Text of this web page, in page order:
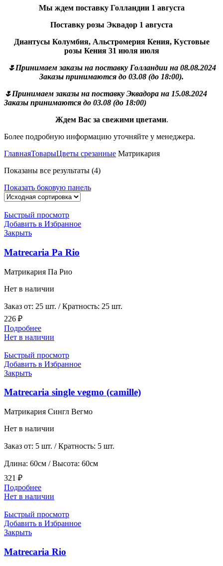
Мы ждем поставку Голландии 1 августа
Поставку розы Эквадор 1 августа
Диантусы Колумбия, Альстромерия Кения, Кустовые
розы Кения 31 июля июля
🌷Принимаем заказы на поставку Голландии на 08.08.2024
Заказы принимаются до 03.08 (до 18:00).
🌷Принимаем заказы на поставку Эквадора на 15.08.2024
Заказы принимаются до 03.08 (до 18:00)
Ждем Вас за свежими цветами.
Более подробную информацию уточняйте у менеджера.
ГлавнаяТоварыЦветы срезанные Матрикария
Показаны все результаты (4)
Показать боковую панель
Быстрый просмотр
Добавить в Избранное
Закрыть
Matrecaria Pa Rio
Матрикария Па Рио
Нет в наличии
Заказ от: 25 шт. / Кратность: 25 шт.
226 ₽
Подробнее
Нет в наличии
Быстрый просмотр
Добавить в Избранное
Закрыть
Matrecaria single vegmo (camille)
Матрикария Сингл Вегмо
Нет в наличии
Заказ от: 5 шт. / Кратность: 5 шт.
Длина: 60см / Высота: 60см
321 ₽
Подробнее
Нет в наличии
Быстрый просмотр
Добавить в Избранное
Закрыть
Matrecaria Rio